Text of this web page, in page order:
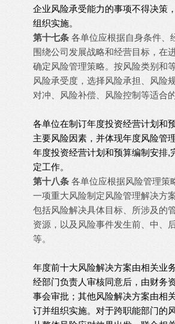
企业风险承受能力的事项不得决策
组织实施。
第十七条 各单位应根据自身条件、
围绕公司发展战略和经营目标，在
确定风险管理策略。按风险类别和
风险承受度，选择风险承担、风险
对冲、风险补偿、风险控制等适合
各单位在制订年度投资经营计划和
主要风险因素，并体现年度风险管理
年度投资经营计划和预算编制安排,
定工作。
第十八条 各单位应根据风险管理策
一项重大风险制定风险管理解决方
包括风险解决具体目标、所涉及的
资源，以及风险事件发生前、中、
等。
年度前十大风险解决方案由相关业
经部门负责人审核同意后，由财务
事会审批；其他风险解决方案由相
订并组织实施。 对于跨职能部门的